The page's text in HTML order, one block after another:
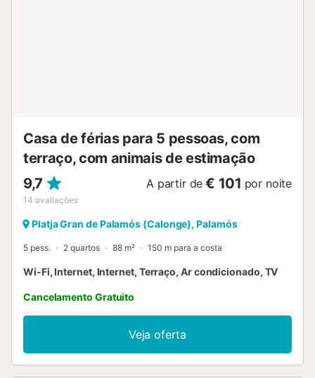
Casa de férias para 5 pessoas, com
terraço, com animais de estimação
9,7
14 avaliações
A partir de € 101 por noite
Platja Gran de Palamós (Calonge), Palamós
5 pess. 2 quartos 88 m² 150 m para a costa
Wi-Fi, Internet, Internet, Terraço, Ar condicionado, TV
Cancelamento Gratuito
Veja oferta